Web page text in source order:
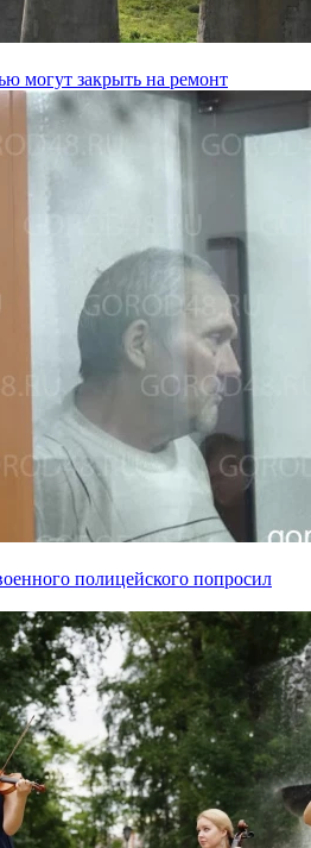
могут закрыть на ремонт
полицейского попросил